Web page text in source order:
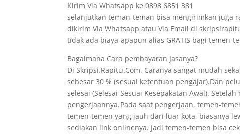
Kirim Via Whatsapp ke 0898 6851 381
selanjutkan teman-teman bisa mengirimkan juga
dikirim Via Whatsapp atau Via Email di
tidak ada biaya apapun alias GRATIS bagi temen-
Bagaimana Cara pembayaran Jasanya?
Di Skripsi.Rapitu.Com, Caranya sangat mudah
sebesar 30 % (sesuai ketentuan pengajar).Dan
selesai (Selesai Sesuai Kesepakatan Awal).
pengerjaannya.Pada saat pengerjaan, temen-
temen-temen yang jauh dari luar kota, biasanya
sediakan link onlinenya. Jadi temen-temen bisa